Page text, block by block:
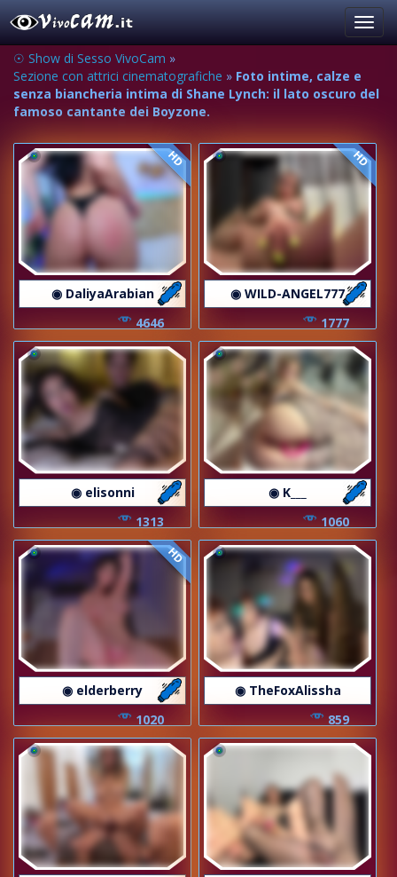
☉ Show di Sesso VivoCam »
Sezione con attrici cinematografiche » Foto intime, calze e
senza biancheria intima di Shane Lynch: il lato oscuro del
famoso cantante dei Boyzone.
HD
◉ DaliyaArabian
4646
HD
◉ WILD-ANGEL777
1777
◉ elisonni
1313
◉ K___
1060
HD
◉ elderberry
1020
◉ TheFoxAlissha
859